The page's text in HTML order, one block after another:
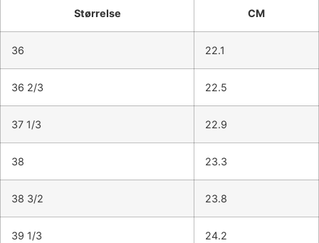
Størrelse CM
36 22.1
36 2/3 22.5
37 1/3 22.9
38 23.3
38 3/2 23.8
39 1/3 24.2